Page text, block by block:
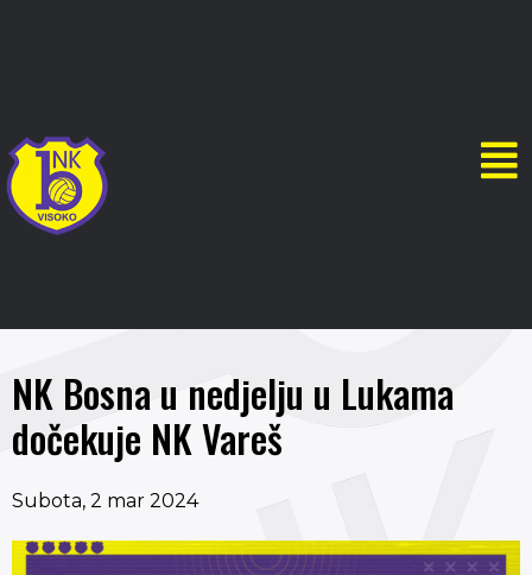
NK Bosna u nedjelju u Lukama
dočekuje NK Vareš
Subota, 2 mar 2024